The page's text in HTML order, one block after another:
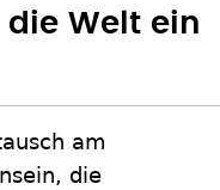
die Welt ein
am
die